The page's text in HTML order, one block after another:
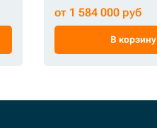
от 1 584 000 руб
В корзину